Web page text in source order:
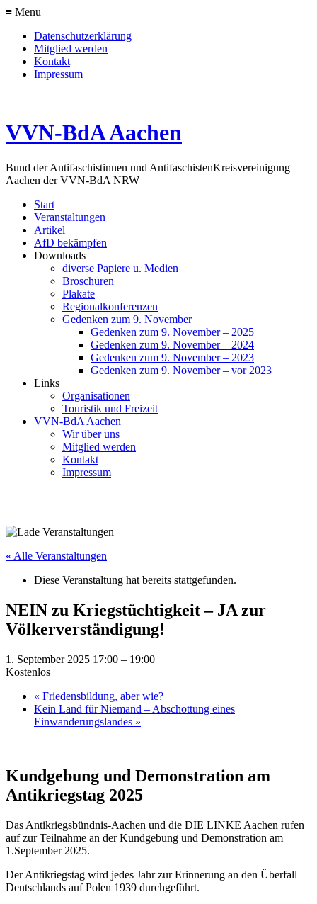
≡ Menu
Datenschutzerklärung
Mitglied werden
Kontakt
Impressum
VVN-BdA Aachen
Bund der Antifaschistinnen und AntifaschistenKreisvereinigung
Aachen der VVN-BdA NRW
Start
Veranstaltungen
Artikel
AfD bekämpfen
Downloads
diverse Papiere u. Medien
Broschüren
Plakate
Regionalkonferenzen
Gedenken zum 9. November
Gedenken zum 9. November – 2025
Gedenken zum 9. November – 2024
Gedenken zum 9. November – 2023
Gedenken zum 9. November – vor 2023
Links
Organisationen
Touristik und Freizeit
VVN-BdA Aachen
Wir über uns
Mitglied werden
Kontakt
Impressum
« Alle Veranstaltungen
Diese Veranstaltung hat bereits stattgefunden.
NEIN zu Kriegstüchtigkeit – JA zur
Völkerverständigung!
1. September 2025 17:00 – 19:00
Kostenlos
« Friedensbildung, aber wie?
Kein Land für Niemand – Abschottung eines
Einwanderungslandes »
Kundgebung und Demonstration am
Antikriegstag 2025
Das Antikriegsbündnis-Aachen und die DIE LINKE Aachen rufen
auf zur Teilnahme an der Kundgebung und Demonstration am
1.September 2025.
Der Antikriegstag wird jedes Jahr zur Erinnerung an den Überfall
Deutschlands auf Polen 1939 durchgeführt.